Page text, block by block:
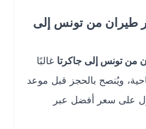
من تونس إلى
إلى جاكرتاغالبًا
بالحجز قبل موعد
سعر أفضل عبر